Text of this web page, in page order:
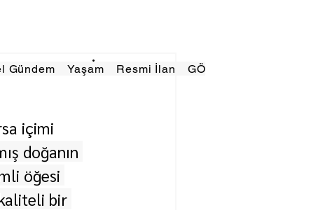
Gündem Yaşam Resmi İlan GÖRÜNÜMTV
içimi
doğanın
öğesi
bir